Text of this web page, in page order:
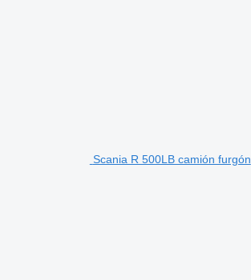
Scania R 500LB camión furgón